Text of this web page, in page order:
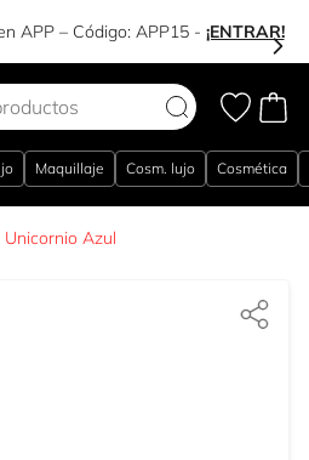
APP – Código: APP15- ¡ENTRAR!
Maquillaje Cosm. lujo Cosmética
Azul